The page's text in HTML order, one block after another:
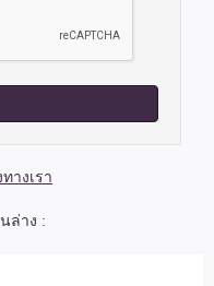
างเรา
ล่าง :